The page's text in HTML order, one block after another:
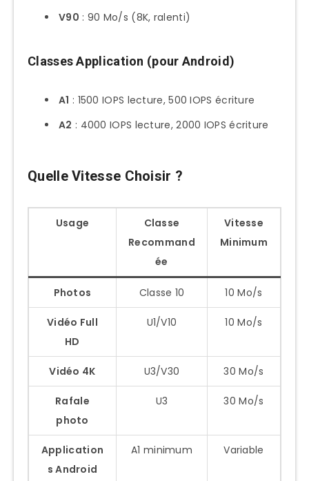
V90 : 90 Mo/s (8K, ralenti)
Classes Application (pour Android)
A1 : 1500 IOPS lecture, 500 IOPS écriture
A2 : 4000 IOPS lecture, 2000 IOPS écriture
Quelle Vitesse Choisir ?
Usage
Classe
Recommand
ée
Vitesse
Minimum
Photos Classe 10 10 Mo/s
Vidéo Full
HD
U1/V10 10 Mo/s
Vidéo 4K U3/V30 30 Mo/s
Rafale
photo
U3 30 Mo/s
Application
s Android
A1 minimum Variable